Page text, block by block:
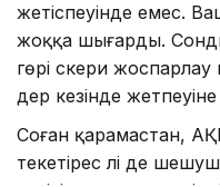
жетіспеуінде емес.
жоққа шығарды.
гөрі әскери
дер кезінде
Соған қарамастан,
текетірес әлі де